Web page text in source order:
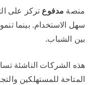
منصة مدفوع تركز على
سهل الاستخدام. بينما
بين الشباب.
هذه الشركات الناشئة
المتاحة للمستهلكين